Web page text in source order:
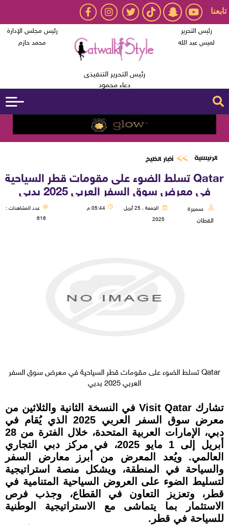
تابعنا
رئيس التحرير
لميس عبد الله
رئيس التحرير التنفيذى
دعاء محمود
رئيس مجلس الإدارة
محمد حازم
الرئيسية أخبار الخليج
Qatar تسلط الضوء على مقومات قطر السياحية
في معرض سوق السفر العربي 2025 بدبي
سميرة
القطان
الجمعة ، 25 أبريل
2025
05:44 م
عدد المشاهدات :
616
Qatar تسلط الضوء على مقومات قطر السياحية في معرض سوق السفر
العربي 2025 بدبي
تشارك Visit Qatar في النسخة الثانية والثلاثين من
معرض سوق السفر العربي 2025 الذي يُقام في
دبي، الإمارات العربية المتحدة، خلال الفترة من 28
أبريل إلى 1 مايو 2025، في مركز دبي التجاري
العالمي. ويُعد المعرض من أبرز معارض السفر
والسياحة في المنطقة، ويشكل منصة استراتيجية
لتسليط الضوء على العروض السياحية المتنامية في
قطر، وتعزيز التعاون في القطاع، وجذب فرص
الاستثمار بما يتماشى مع الاستراتيجية الوطنية
للسياحة في قطر.